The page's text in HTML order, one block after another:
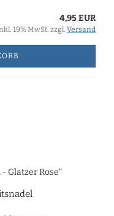
4,95 EUR
19% MwSt. zzgl. Versand
Glatzer Rose"